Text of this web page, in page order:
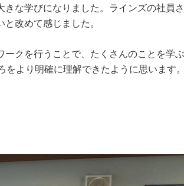
な学びになりました。ラインズの社員
改めて感じました。
クを行うことで、たくさんのことを学
より明確に理解できたように思います。